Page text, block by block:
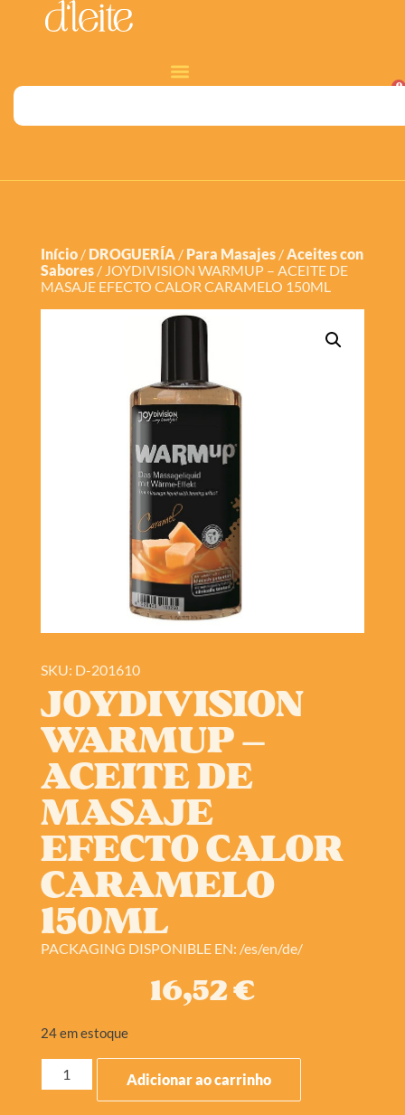
0
Início/ DROGUERÍA / Para Masajes/ Aceites con
Sabores/ JOYDIVISION WARMUP – ACEITE DE
MASAJE EFECTO CALOR CARAMELO 150ML
SKU: D-201610
JOYDIVISION
WARMUP –
ACEITE DE
MASAJE
EFECTO CALOR
CARAMELO
150ML
PACKAGING DISPONIBLE EN: /es/en/de/
16,52€
24 em estoque
Adicionar ao carrinho